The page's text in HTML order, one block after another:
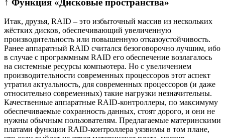
Итак, друзья, RAID – это избыточный массив из нескольких
жёстких дисков, обеспечивающий увеличенную
производительность или повышенную отказоустойчивость.
Ранее аппаратный RAID считался безоговорочно лучшим, ибо
в случае с программным RAID его обеспечение возлагалось
на системные ресурсы компьютера. Но с увеличением
производительности современных процессоров этот аспект
утратил актуальность, для современных процессоров (и даже
относительно современных) такие нагрузки незначительны.
Качественные аппаратные RAID-контроллеры, по максимуму
обеспечиваемые сохранность данных, стоят дорого, и они не
нужны обычным пользователям. Предлагаемые материнскими
платами функции RAID-контроллера уязвимы в том плане,